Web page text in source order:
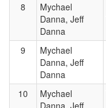
8
Mychael
Danna, Jeff
Danna
9
Mychael
Danna, Jeff
Danna
10
Mychael
Danna, Jeff